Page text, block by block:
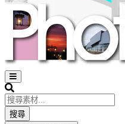
Open
sidebar
Search
搜尋